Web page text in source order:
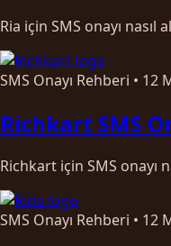
Ria için SMS onayı
SMS Onayı Rehberi • 12
Richkart SMS
Richkart için SMS onayı
SMS Onayı Rehberi • 12